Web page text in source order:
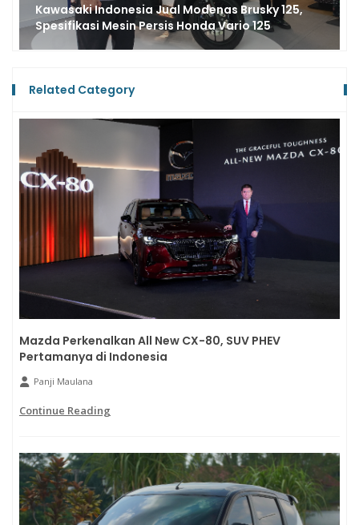
Motor Sejuta Umat, Honda BeAT Dapat
Penyegaran Baru, Tampilan Makin Segar
Related Category
Mazda Perkenalkan All New CX-80, SUV PHEV
Pertamanya di Indonesia
Panji Maulana
Continue Reading